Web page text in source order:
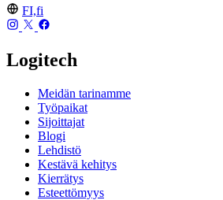
FI,fi
Logitech
Meidän tarinamme
Työpaikat
Sijoittajat
Blogi
Lehdistö
Kestävä kehitys
Kierrätys
Esteettömyys